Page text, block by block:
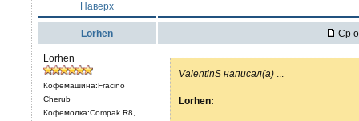
Наверх
Lorhen Ср
Lorhen
Кофемашина:Fracino
Cherub
Кофемолка:Compak R8,
ValentinS написал(а)
Lorhen: